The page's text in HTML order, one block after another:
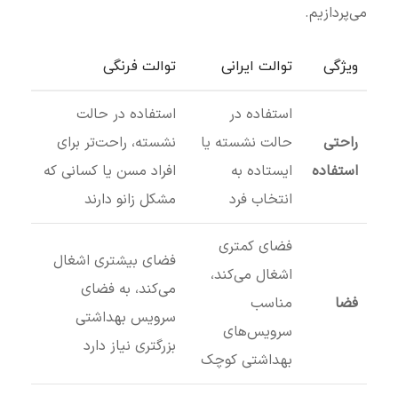
می‌پردازیم.
ویژگی توالت ایرانی توالت فرنگی
راحتی
استفاده
استفاده در
حالت نشسته یا
ایستاده به
انتخاب فرد
استفاده در حالت
نشسته، راحت‌تر برای
افراد مسن یا کسانی که
مشکل زانو دارند
فضا
فضای کمتری
اشغال می‌کند،
مناسب
سرویس‌های
بهداشتی کوچک
فضای بیشتری اشغال
می‌کند، به فضای
سرویس بهداشتی
بزرگتری نیاز دارد